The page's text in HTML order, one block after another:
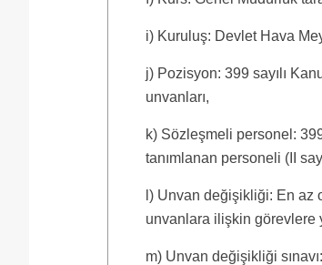
i) Kuruluş: Devlet Hava
j) Pozisyon: 399 sayılı
unvanları,
k) Sözleşmeli personel:
tanımlanan personeli (II
l) Unvan değişikliği: En az
unvanlara ilişkin görevlere
m) Unvan değişikliği